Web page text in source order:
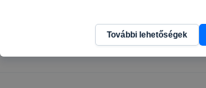
További lehetőségek